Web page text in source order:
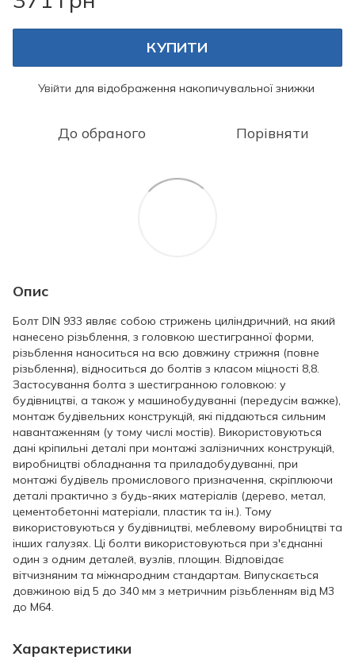
КУПИТИ
Увійти для відображення накопичувальної знижки
До обраного Порівняти
Опис
Болт DIN 933 являє собою стрижень циліндричний, на який
нанесено різьблення, з головкою шестигранної форми,
різьблення наноситься на всю довжину стрижня (повне
різьблення), відноситься до болтів з класом міцності 8,8.
Застосування болта з шестигранною головкою: у
будівництві, а також у машинобудуванні (передусім важке),
монтаж будівельних конструкцій, які піддаються сильним
навантаженням (у тому числі мостів). Використовуються
дані кріпильні деталі при монтажі залізничних конструкцій,
виробництві обладнання та приладобудуванні, при
монтажі будівель промислового призначення, скріплюючи
деталі практично з будь-яких матеріалів (дерево, метал,
цементобетонні матеріали, пластик та ін.). Тому
використовуються у будівництві, меблевому виробництві та
інших галузях. Ці болти використовуються при з'єднанні
один з одним деталей, вузлів, площин. Відповідає
вітчизняним та міжнародним стандартам. Випускається
довжиною від 5 до 340 мм з метричним різьбленням від М3
до М64.
Характеристики